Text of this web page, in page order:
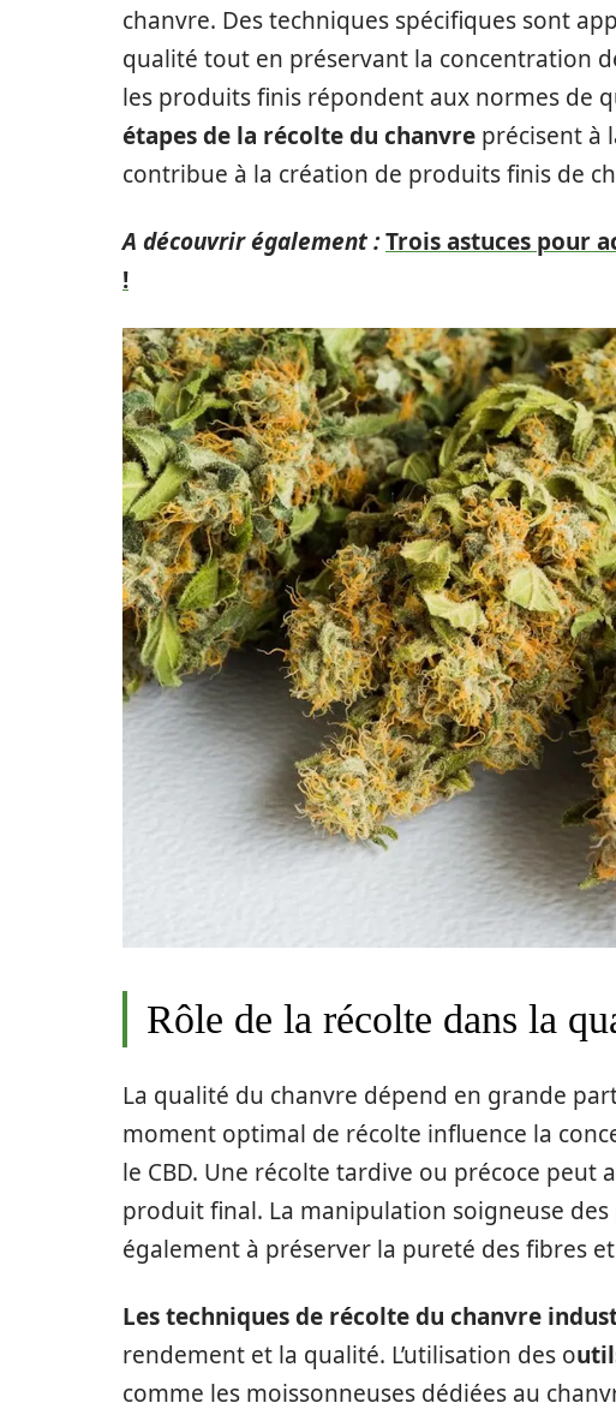
chanvre. Des techniques spécifiques sont
qualité tout en préservant la concentration
les produits finis répondent aux normes de
étapes de la récolte du chanvre précisent à
contribue à la création de produits finis de
A découvrir également :Trois astuces pour
!
Rôle de la récolte dans la
La qualité du chanvre dépend en grande
moment optimal de récolte influence la
le CBD. Une récolte tardive ou précoce
produit final. La manipulation soigneuse
également à préserver la pureté des fibres
Les techniques de récolte du chanvre
rendement et la qualité. L’utilisation des o
comme les moissonneuses dédiées au